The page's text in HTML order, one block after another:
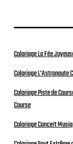
Coloriage La Fée
Coloriage L’Astronaute
Coloriage Piste de
Course
Coloriage Concert